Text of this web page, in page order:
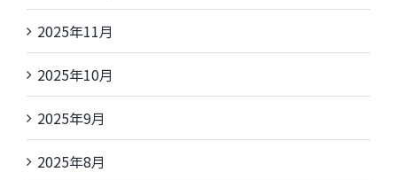
2025年11月
2025年10月
2025年9月
2025年8月